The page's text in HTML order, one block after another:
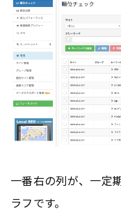
一番右の列が、一定
ラフです。